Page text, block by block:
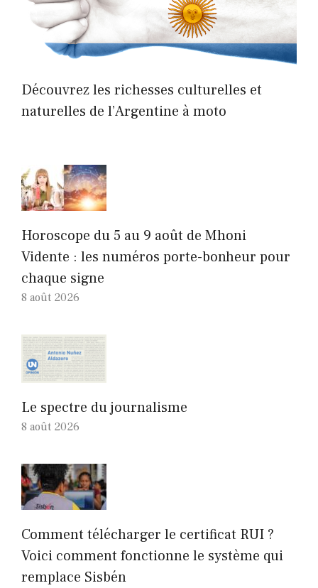
Découvrez les richesses culturelles et
naturelles de l’Argentine à moto
Horoscope du 5 au 9 août de Mhoni
Vidente : les numéros porte-bonheur pour
chaque signe
8 août 2026
Le spectre du journalisme
8 août 2026
Comment télécharger le certificat RUI ?
Voici comment fonctionne le système qui
remplace Sisbén